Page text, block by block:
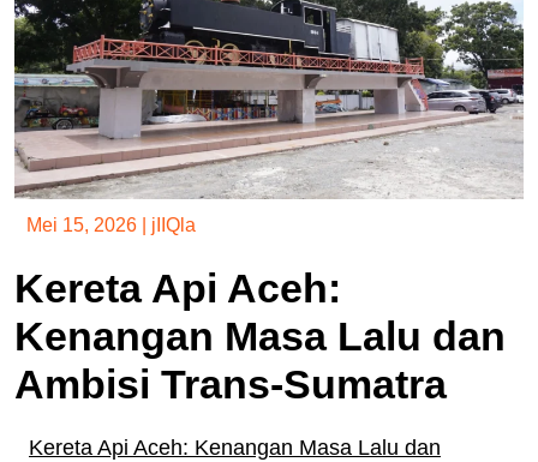
Mei 15, 2026 jIIQla
Kereta Api Aceh:
Kenangan Masa Lalu dan
Ambisi Trans-Sumatra
Kereta Api Aceh: Kenangan Masa Lalu dan